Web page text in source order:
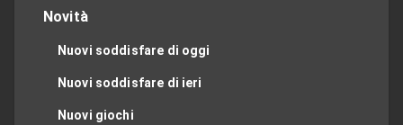
Novità
Nuovi soddisfare di oggi
Nuovi soddisfare di ieri
Nuovi giochi